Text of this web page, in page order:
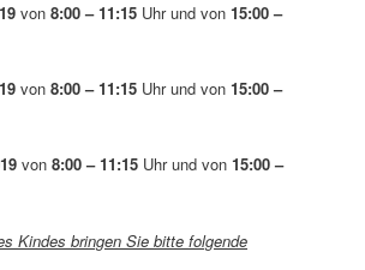
von8:00 – 11:15 Uhr und von15:00 –
von8:00 – 11:15 Uhr und von15:00 –
von8:00 – 11:15 Uhr und von15:00 –
Kindes bringen Sie bitte folgende